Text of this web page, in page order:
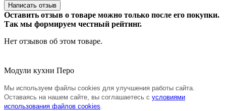
Написать отзыв
Оставить отзыв о товаре можно только после его покупки.
Так мы формируем честный рейтинг.
Нет отзывов об этом товаре.
Модули кухни Перо
Мы используем файлы cookies для улучшения работы сайта.
Оставаясь на нашем сайте, вы соглашаетесь с условиями
использования файлов cookies